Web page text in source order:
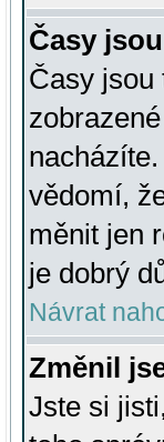
Časy
Časy jsou
vědomí,
měnit jen
je dobrý
Návrat
Změnil
Jste si